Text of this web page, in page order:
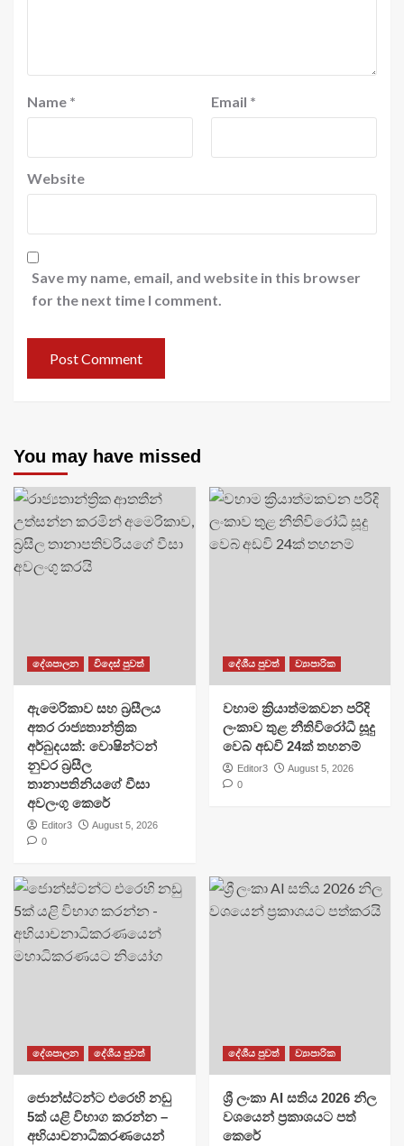
Name * Email *
Website
Save my name, email, and website in this browser
for the next time I comment.
You may have missed
දේශපාලන විදෙස් පුවත්
ඇමෙරිකාව සහ බ්‍රසීලය
අතර රාජ්‍යතාන්ත්‍රික
අර්බුදයක්: වොෂින්ටන්
නුවර බ්‍රසීල
තානාපතිනියගේ වීසා
අවලංගු කෙරේ
Editor3
August 5, 2026
0
දේශීය පුවත් ව්‍යාපාරික
වහාම ක්‍රියාත්මකවන පරිදි
ලංකාව තුළ නීතිවිරෝධී සූදු
වෙබ් අඩවි 24ක් තහනම්
Editor3
August 5, 2026
0
දේශපාලන දේශීය පුවත්
ජොන්ස්ටන්ට එරෙහි නඩු
5ක් යළි විභාග කරන්න –
අභියාචනාධිකරණයෙන්
දේශීය පුවත් ව්‍යාපාරික
ශ්‍රී ලංකා AI සතිය 2026 නිල
වශයෙන් ප්‍රකාශයට පත්
කෙරේ